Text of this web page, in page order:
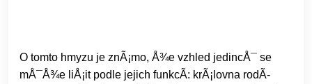
O tomto hmyzu je znÃ¡mo, Å¾e vzhled jedincÅ¯ se
mÅ¯Å¾e liÅ¡it podle jejich funkcÃ­: krÃ¡lovna rodÃ­